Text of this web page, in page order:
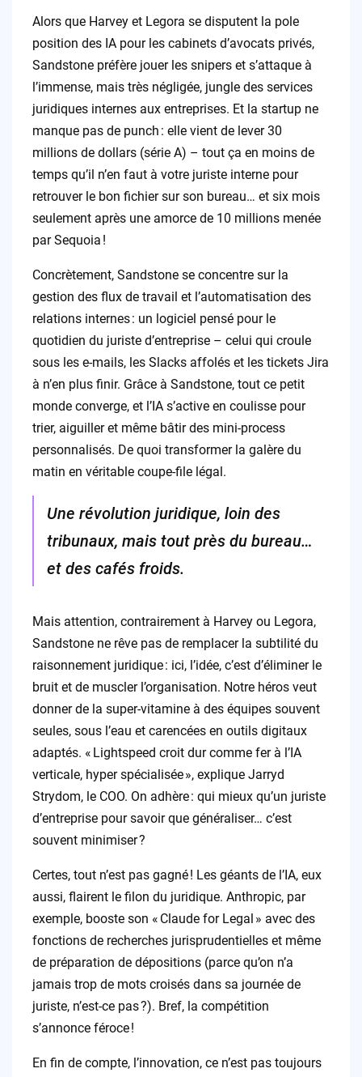
Alors que Harvey et Legora se disputent la pole
position des IA pour les cabinets d’avocats privés,
Sandstone préfère jouer les snipers et s’attaque à
l’immense, mais très négligée, jungle des services
juridiques internes aux entreprises. Et la startup ne
manque pas de punch : elle vient de lever 30
millions de dollars (série A) – tout ça en moins de
temps qu’il n’en faut à votre juriste interne pour
retrouver le bon fichier sur son bureau… et six mois
seulement après une amorce de 10 millions menée
par Sequoia !
Concrètement, Sandstone se concentre sur la
gestion des flux de travail et l’automatisation des
relations internes : un logiciel pensé pour le
quotidien du juriste d’entreprise – celui qui croule
sous les e-mails, les Slacks affolés et les tickets Jira
à n’en plus finir. Grâce à Sandstone, tout ce petit
monde converge, et l’IA s’active en coulisse pour
trier, aiguiller et même bâtir des mini-process
personnalisés. De quoi transformer la galère du
matin en véritable coupe-file légal.
Une révolution juridique, loin des
tribunaux, mais tout près du bureau…
et des cafés froids.
Mais attention, contrairement à Harvey ou Legora,
Sandstone ne rêve pas de remplacer la subtilité du
raisonnement juridique : ici, l’idée, c’est d’éliminer le
bruit et de muscler l’organisation. Notre héros veut
donner de la super-vitamine à des équipes souvent
seules, sous l’eau et carencées en outils digitaux
adaptés. « Lightspeed croit dur comme fer à l’IA
verticale, hyper spécialisée », explique Jarryd
Strydom, le COO. On adhère : qui mieux qu’un juriste
d’entreprise pour savoir que généraliser… c’est
souvent minimiser ?
Certes, tout n’est pas gagné ! Les géants de l’IA, eux
aussi, flairent le filon du juridique. Anthropic, par
exemple, booste son « Claude for Legal » avec des
fonctions de recherches jurisprudentielles et même
de préparation de dépositions (parce qu’on n’a
jamais trop de mots croisés dans sa journée de
juriste, n’est-ce pas ?). Bref, la compétition
s’annonce féroce !
En fin de compte, l’innovation, ce n’est pas toujours